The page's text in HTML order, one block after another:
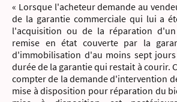
« Lorsque l'acheteur demande au
de la garantie commerciale qui lui a
l'acquisition ou de la réparation
remise en état couverte par la
d'immobilisation d'au moins sept
durée de la garantie qui restait à courir.
compter de la demande d'intervention
mise à disposition pour réparation du